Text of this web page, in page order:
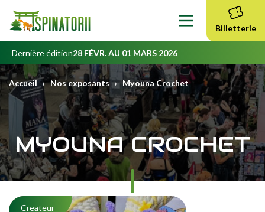
principal
Billetterie
Dernière édition28 FÉVR. AU 01 MARS 2026
Accueil › Nos exposants › Myouna Crochet
MYOUNA CROCHET
Createur